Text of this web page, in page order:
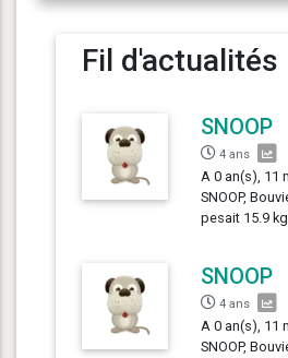
Fil d'actualités
SNOOP
4 ans
A 0 an(s), 11
SNOOP,
pesait 15.9 kg.
SNOOP
4 ans
A 0 an(s), 11
SNOOP,